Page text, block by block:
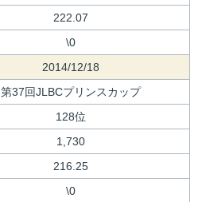
222.07
\0
2014/12/18
第37回JLBCプリンスカップ
128位
1,730
216.25
\0